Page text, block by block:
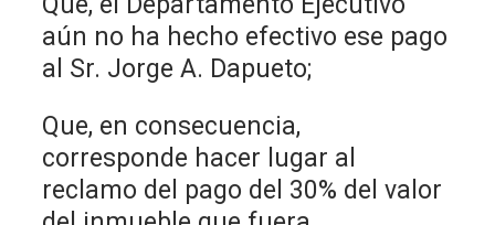
aún no ha hecho efectivo ese pago
al Sr. Jorge A. Dapueto;
Que, en consecuencia,
corresponde hacer lugar al
reclamo del pago del 30% del valor